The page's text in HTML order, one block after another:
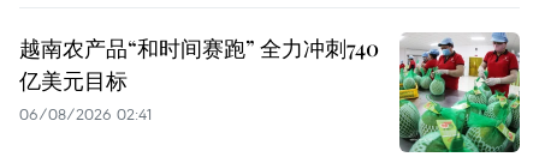
越南农产品“和时间赛跑” 全力冲刺740
亿美元目标
06/08/2026 02:41